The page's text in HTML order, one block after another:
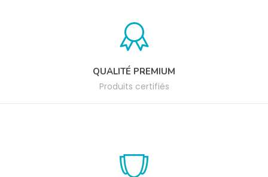
QUALITÉ PREMIUM
Produits certifiés